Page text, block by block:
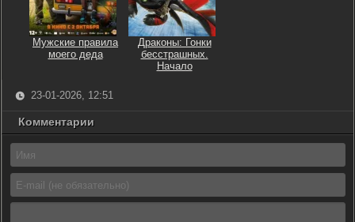
Мужские правила
моего деда
Драконы: Гонки
бесстрашных.
Начало
23-01-2026, 12:51
Комментарии